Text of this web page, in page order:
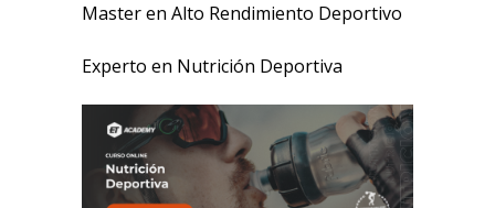
Master en Alto Rendimiento Deportivo
Experto en Nutrición Deportiva